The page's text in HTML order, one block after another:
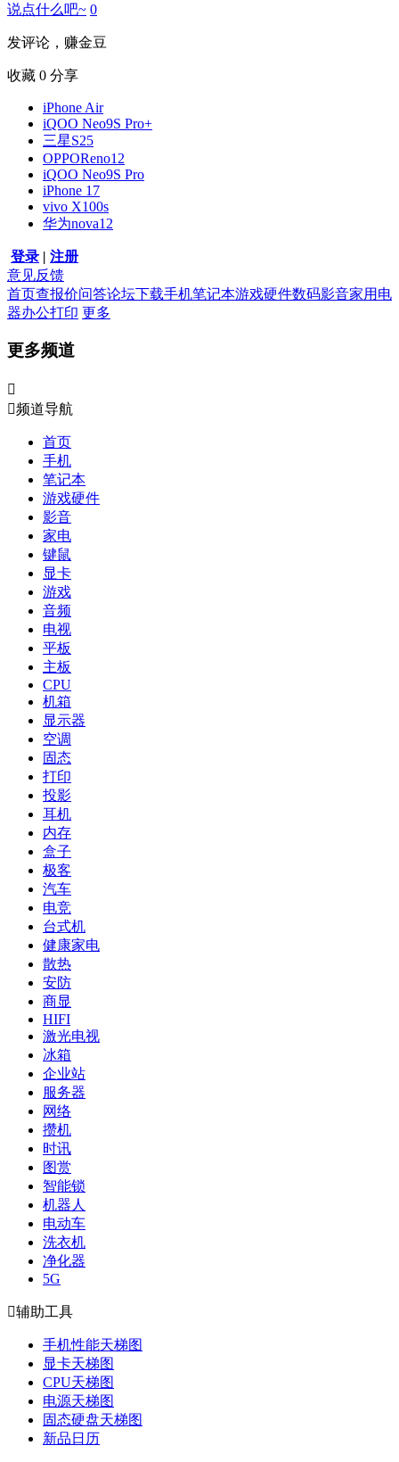
说点什么吧~ 0
发评论，赚金豆
收藏 0 分享
iPhone Air
iQOO Neo9S Pro+
三星S25
OPPOReno12
iQOO Neo9S Pro
iPhone 17
vivo X100s
华为nova12
登录 | 注册
意见反馈
首页查报价问答论坛下载手机笔记本游戏硬件数码影音家用电
器办公打印 更多
更多频道

频道导航
首页
手机
笔记本
游戏硬件
影音
家电
键鼠
显卡
游戏
音频
电视
平板
主板
CPU
机箱
显示器
空调
固态
打印
投影
耳机
内存
盒子
极客
汽车
电竞
台式机
健康家电
散热
安防
商显
HIFI
激光电视
冰箱
企业站
服务器
网络
攒机
时讯
图赏
智能锁
机器人
电动车
洗衣机
净化器
5G
辅助工具
手机性能天梯图
显卡天梯图
CPU天梯图
电源天梯图
固态硬盘天梯图
新品日历